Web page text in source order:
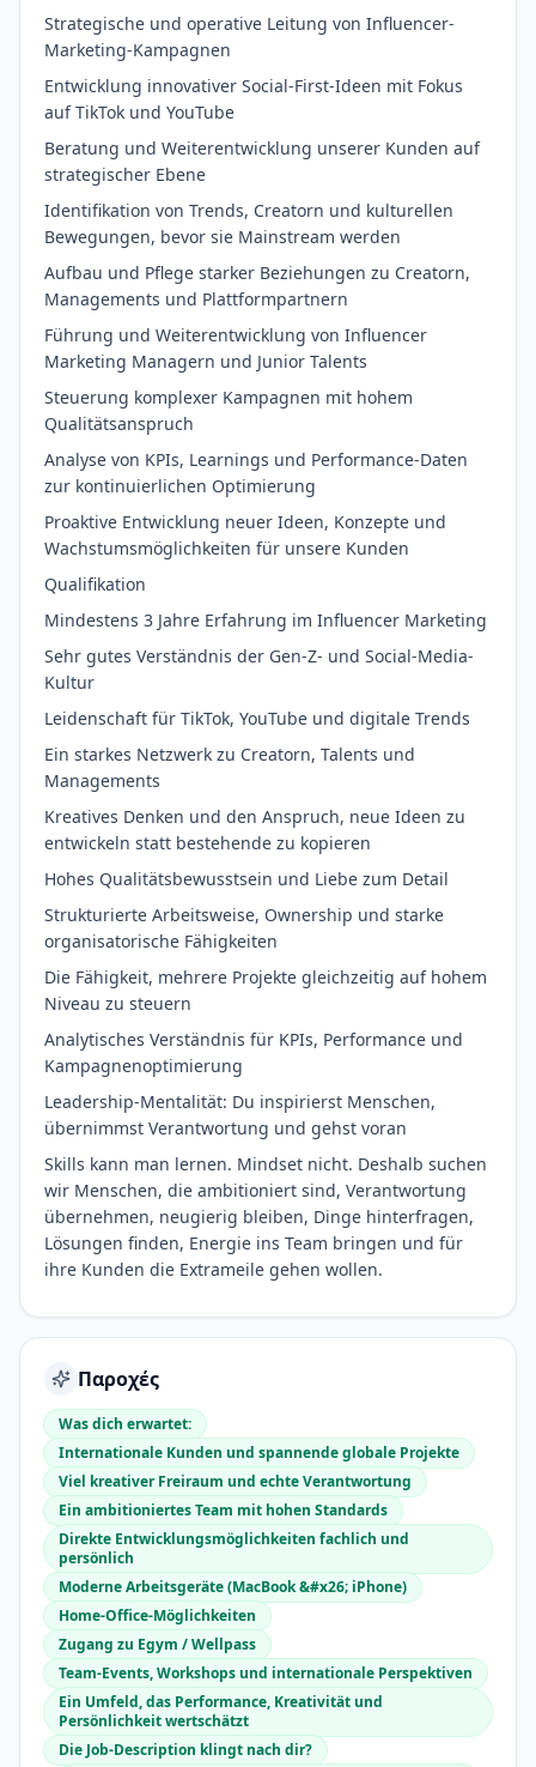
Strategische und operative Leitung von Influencer-
Marketing-Kampagnen
Entwicklung innovativer Social-First-Ideen mit Fokus
auf TikTok und YouTube
Beratung und Weiterentwicklung unserer Kunden auf
strategischer Ebene
Identifikation von Trends, Creatorn und kulturellen
Bewegungen, bevor sie Mainstream werden
Aufbau und Pflege starker Beziehungen zu Creatorn,
Managements und Plattformpartnern
Führung und Weiterentwicklung von Influencer
Marketing Managern und Junior Talents
Steuerung komplexer Kampagnen mit hohem
Qualitätsanspruch
Analyse von KPIs, Learnings und Performance-Daten
zur kontinuierlichen Optimierung
Proaktive Entwicklung neuer Ideen, Konzepte und
Wachstumsmöglichkeiten für unsere Kunden
Qualifikation
Mindestens 3 Jahre Erfahrung im Influencer Marketing
Sehr gutes Verständnis der Gen-Z- und Social-Media-
Kultur
Leidenschaft für TikTok, YouTube und digitale Trends
Ein starkes Netzwerk zu Creatorn, Talents und
Managements
Kreatives Denken und den Anspruch, neue Ideen zu
entwickeln statt bestehende zu kopieren
Hohes Qualitätsbewusstsein und Liebe zum Detail
Strukturierte Arbeitsweise, Ownership und starke
organisatorische Fähigkeiten
Die Fähigkeit, mehrere Projekte gleichzeitig auf hohem
Niveau zu steuern
Analytisches Verständnis für KPIs, Performance und
Kampagnenoptimierung
Leadership-Mentalität: Du inspirierst Menschen,
übernimmst Verantwortung und gehst voran
Skills kann man lernen. Mindset nicht. Deshalb suchen
wir Menschen, die ambitioniert sind, Verantwortung
übernehmen, neugierig bleiben, Dinge hinterfragen,
Lösungen finden, Energie ins Team bringen und für
ihre Kunden die Extrameile gehen wollen.
Παροχές
Was dich erwartet:
Internationale Kunden und spannende globale Projekte
Viel kreativer Freiraum und echte Verantwortung
Ein ambitioniertes Team mit hohen Standards
Direkte Entwicklungsmöglichkeiten fachlich und
persönlich
Moderne Arbeitsgeräte (MacBook &#x26; iPhone)
Home-Office-Möglichkeiten
Zugang zu Egym / Wellpass
Team-Events, Workshops und internationale Perspektiven
Ein Umfeld, das Performance, Kreativität und
Persönlichkeit wertschätzt
Die Job-Description klingt nach dir?